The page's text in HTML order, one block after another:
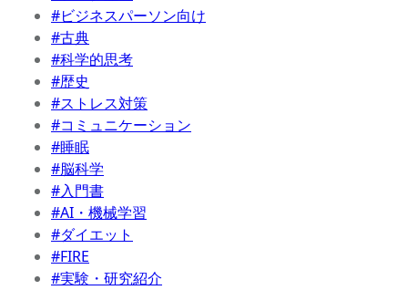
#ビジネスパーソン向け
#古典
#科学的思考
#歴史
#ストレス対策
#コミュニケーション
#睡眠
#脳科学
#入門書
#AI・機械学習
#ダイエット
#FIRE
#実験・研究紹介